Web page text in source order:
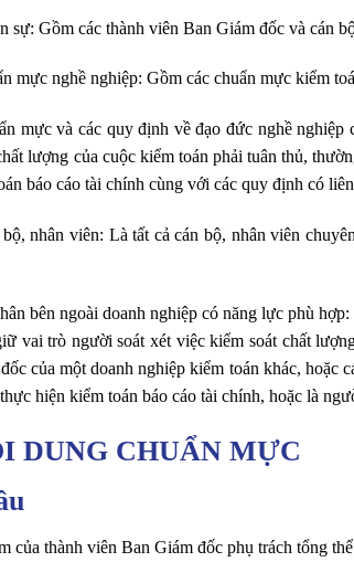
Gồm các thành viên Ban Giám đốc và cán
nghề nghiệp: Gồm các chuẩn mực kiểm
và các quy định về đạo đức nghề nghiệp
lượng của cuộc kiểm toán phải tuân thủ,
báo cáo tài chính cùng với các quy định có
nhân viên: Là tất cả cán bộ, nhân viên
bên ngoài doanh nghiệp có năng lực phù
vai trò người soát xét việc kiểm soát chất
của một doanh nghiệp kiểm toán khác, hoặc
hiện kiểm toán báo cáo tài chính, hoặc là
DUNG CHUẨN MỰC
của thành viên Ban Giám đốc phụ trách tổng